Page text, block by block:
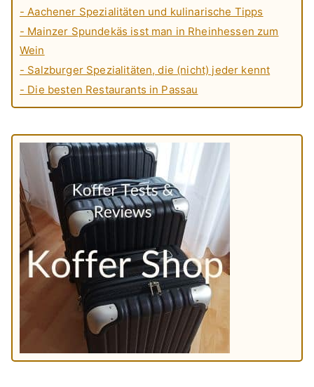
- Aachener Spezialitäten und kulinarische Tipps
- Mainzer Spundekäs isst man in Rheinhessen zum
Wein
- Salzburger Spezialitäten, die (nicht) jeder kennt
- Die besten Restaurants in Passau